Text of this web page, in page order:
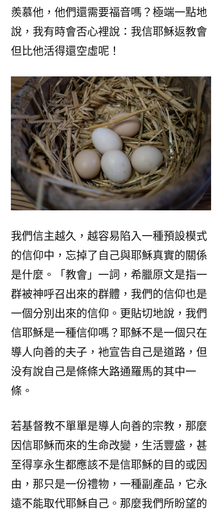
羨慕他，他們還需要福音嗎？極端一點地
說，我有時會否心裡說：我信耶穌返教會
但比他活得還空虛呢！
我們信主越久，越容易陷入一種預設模式
的信仰中，忘掉了自己與耶穌真實的關係
是什麼。「教會」一詞，希臘原文是指一
群被神呼召出來的群體，我們的信仰也是
一個分別出來的信仰。更貼切地說，我們
信耶穌是一種信仰嗎？耶穌不是一個只在
導人向善的夫子，衪宣告自己是道路，但
没有說自己是條條大路通羅馬的其中一
條。
若基督教不單單是導人向善的宗教，那麼
因信耶穌而來的生命改變，生活豐盛，甚
至得享永生都應該不是信耶穌的目的或因
由，那只是一份禮物，一種副產品，它永
遠不能取代耶穌自己。那麼我們所盼望的